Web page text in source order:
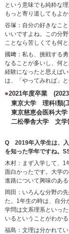
という意味でも純粋な
もっと寄り道してもよ
谷塚：自分の好きなこ
いいですよね。この分
ことなら苦しくても何
國﨑：私も、挑戦する
なることが多いし、何
経験になったと思えば
は、「やってみれば」と
2021年度卒業
東京大学 理科I類(
東京慈恵会医科大
二松學舎大学 文学
Q 2019年入学生は、入
を知った学年ですね。
木村：まず入学して、1
面白かったです。大学
進路について興味のあ
岡田：いろんな分野の
た。1年生の時は、自分
学問は文系理系といっ
いるということがわか
福島：文理は分かれて